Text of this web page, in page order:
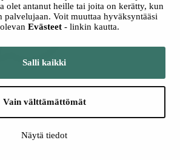
olet antanut heille tai joita on kerätty, kun
palvelujaan. Voit muuttaa hyväksyntääsi
Evästeet - linkin kautta.
Salli kaikki
Vain välttämättömät
Näytä tiedot